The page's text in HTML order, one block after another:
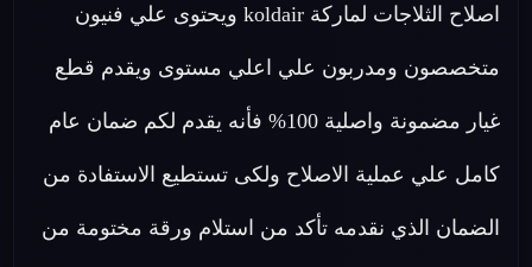
اصلاح الثلاجات لماركة koldair ويحتوى علي فنيون
متخصصون ومدربون علي اعلي مستوى ويقدم قطع
غيار مضمونة واصلية 100% فأنه يقدم لكم ضمان عام
كامل علي عملية الاصلاح ولكى تستطيع الاستفادة من
الضمان الذي نقدمه تأكد من استلام ورقة مختومة من